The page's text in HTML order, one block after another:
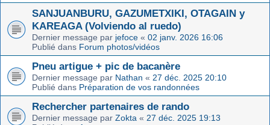
SANJUANBURU, GAZUMETXIKI, OTAGAIN y
KAREAGA (Volviendo al ruedo)
Dernier message par jefoce « 02 janv. 2026 16:06
Publié dans Forum photos/vidéos
Pneu artigue + pic de bacanère
Dernier message par Nathan « 27 déc. 2025 20:10
Publié dans Préparation de vos randonnées
Rechercher partenaires de rando
Dernier message par Zokta « 27 déc. 2025 19:13